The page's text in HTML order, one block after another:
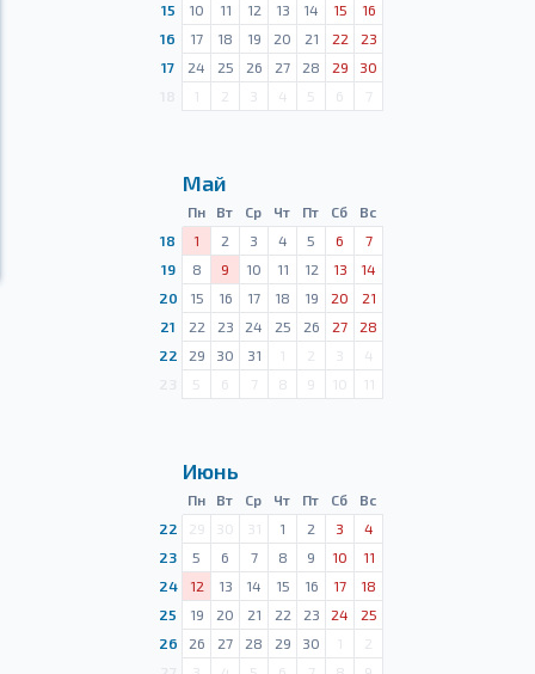
15
10 11 12 13 14 15
16
16
17 18 19 20 21 22
23
17
24 25 26 27 28 29
30
1 2 3 4 5 6 7
Май
Пн Вт Ср Чт Пт Сб
Вс
18
1 2 3 4 5 6
7
19
8 9 10 11 12 13
14
20
15 16 17 18 19 20
21
21
22 23 24 25 26 27
28
22
29 30 31 1 2 3
4
5 6 7 8 9 10 11
Июнь
Пн Вт Ср Чт Пт Сб
Вс
22
29 30 31 1 2 3
4
23
5 6 7 8 9 10
11
24
12 13 14 15 16 17
18
25
19 20 21 22 23 24
25
26
26 27 28 29 30 1
2